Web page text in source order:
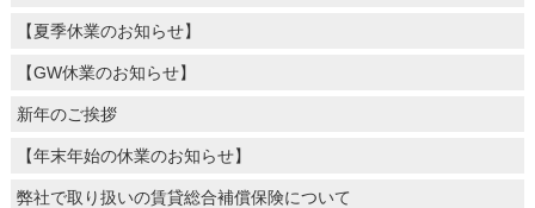
【夏季休業のお知らせ】
【GW休業のお知らせ】
新年のご挨拶
【年末年始の休業のお知らせ】
弊社で取り扱いの賃貸総合補償保険について